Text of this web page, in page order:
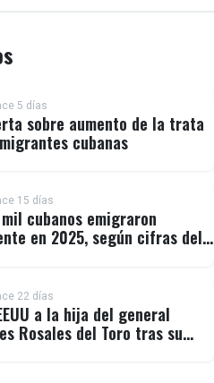
5 días
sobre aumento de la trata
cubanas
15 días
cubanos emigraron
en 2025, según cifras del
22 días
a la hija del general
Rosales del Toro tras su